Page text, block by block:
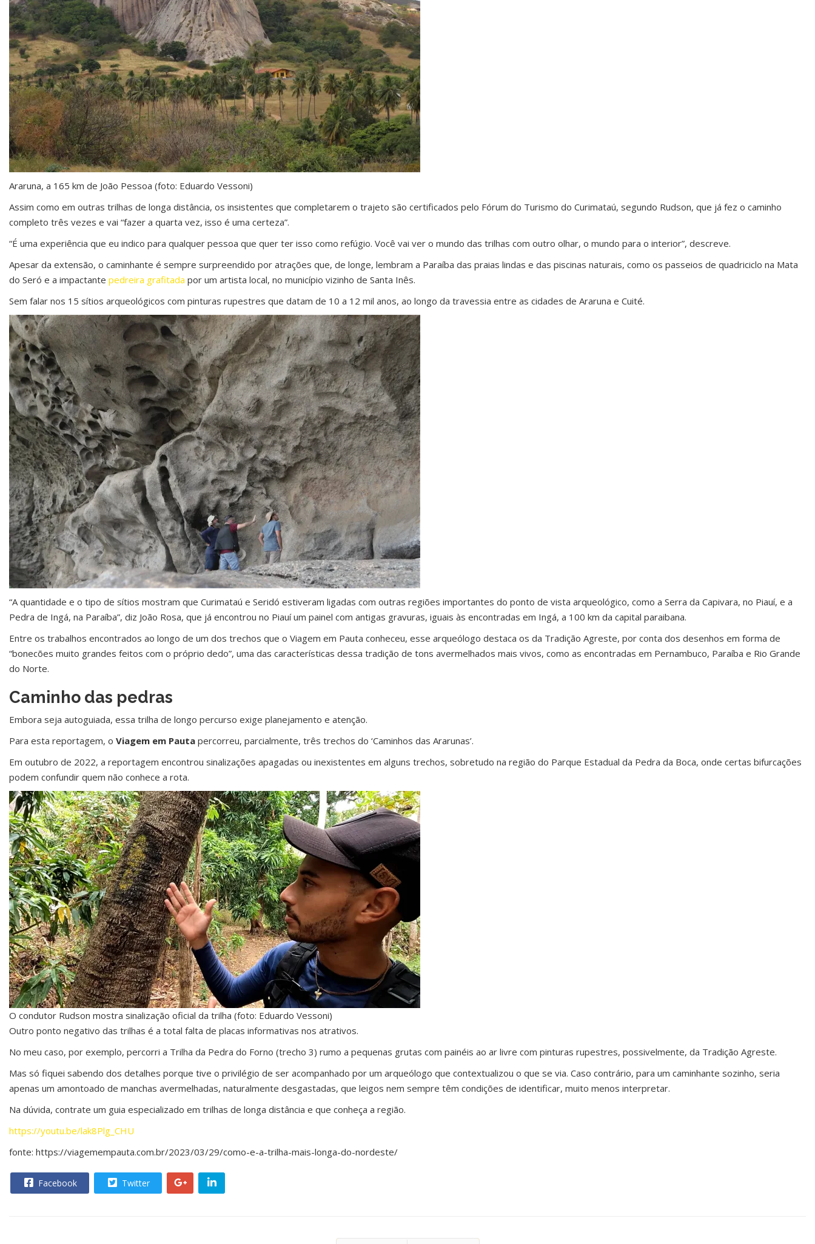
Araruna, a 165 km de João Pessoa (foto: Eduardo Vessoni)
Assim como em outras trilhas de longa distância, os insistentes que completarem o trajeto são certificados pelo Fórum do Turismo do Curimataú, segundo Rudson, que já fez o caminho
completo três vezes e vai “fazer a quarta vez, isso é uma certeza”.
“É uma experiência que eu indico para qualquer pessoa que quer ter isso como refúgio. Você vai ver o mundo das trilhas com outro olhar, o mundo para o interior”, descreve.
Apesar da extensão, o caminhante é sempre surpreendido por atrações que, de longe, lembram a Paraíba das praias lindas e das piscinas naturais, como os passeios de quadriciclo na Mata
do Seró e a impactante pedreira grafitada por um artista local, no município vizinho de Santa Inês.
Sem falar nos 15 sítios arqueológicos com pinturas rupestres que datam de 10 a 12 mil anos, ao longo da travessia entre as cidades de Araruna e Cuité.
“A quantidade e o tipo de sítios mostram que Curimataú e Seridó estiveram ligadas com outras regiões importantes do ponto de vista arqueológico, como a Serra da Capivara, no Piauí, e a
Pedra de Ingá, na Paraíba”, diz João Rosa, que já encontrou no Piauí um painel com antigas gravuras, iguais às encontradas em Ingá, a 100 km da capital paraibana.
Entre os trabalhos encontrados ao longo de um dos trechos que o Viagem em Pauta conheceu, esse arqueólogo destaca os da Tradição Agreste, por conta dos desenhos em forma de
“bonecões muito grandes feitos com o próprio dedo”, uma das características dessa tradição de tons avermelhados mais vivos, como as encontradas em Pernambuco, Paraíba e Rio Grande
do Norte.
Caminho das pedras
Embora seja autoguiada, essa trilha de longo percurso exige planejamento e atenção.
Para esta reportagem, o Viagem em Pauta percorreu, parcialmente, três trechos do ‘Caminhos das Ararunas’.
Em outubro de 2022, a reportagem encontrou sinalizações apagadas ou inexistentes em alguns trechos, sobretudo na região do Parque Estadual da Pedra da Boca, onde certas bifurcações
podem confundir quem não conhece a rota.
O condutor Rudson mostra sinalização oficial da trilha (foto: Eduardo Vessoni)
Outro ponto negativo das trilhas é a total falta de placas informativas nos atrativos.
No meu caso, por exemplo, percorri a Trilha da Pedra do Forno (trecho 3) rumo a pequenas grutas com painéis ao ar livre com pinturas rupestres, possivelmente, da Tradição Agreste.
Mas só fiquei sabendo dos detalhes porque tive o privilégio de ser acompanhado por um arqueólogo que contextualizou o que se via. Caso contrário, para um caminhante sozinho, seria
apenas um amontoado de manchas avermelhadas, naturalmente desgastadas, que leigos nem sempre têm condições de identificar, muito menos interpretar.
Na dúvida, contrate um guia especializado em trilhas de longa distância e que conheça a região.
https://youtu.be/lak8Plg_CHU
fonte: https://viagemempauta.com.br/2023/03/29/como-e-a-trilha-mais-longa-do-nordeste/
Facebook Twitter